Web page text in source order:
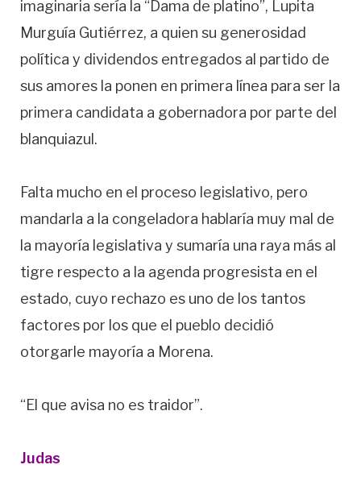
imaginaria sería la “Dama de platino”, Lupita
Murguía Gutiérrez, a quien su generosidad
política y dividendos entregados al partido de
sus amores la ponen en primera línea para ser la
primera candidata a gobernadora por parte del
blanquiazul.
Falta mucho en el proceso legislativo, pero
mandarla a la congeladora hablaría muy mal de
la mayoría legislativa y sumaría una raya más al
tigre respecto a la agenda progresista en el
estado, cuyo rechazo es uno de los tantos
factores por los que el pueblo decidió
otorgarle mayoría a Morena.
“El que avisa no es traidor”.
Judas